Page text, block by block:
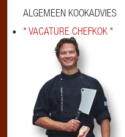
ALGEMEEN KOOKADVIES
* VACATURE CHEFKOK *